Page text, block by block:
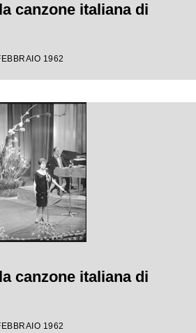
canzone italiana di
1962
canzone italiana di
1962